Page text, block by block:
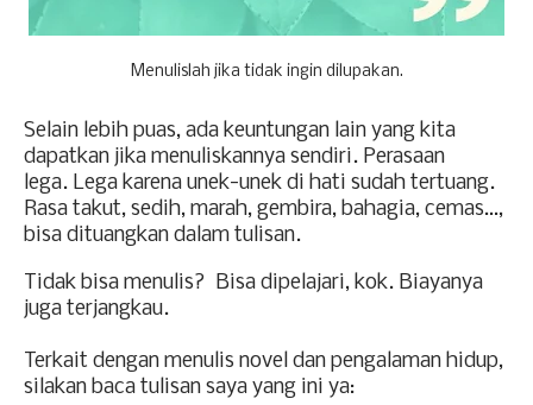
Menulislah jika tidak ingin dilupakan.
Selain lebih puas, ada keuntungan lain yang kita
dapatkan jika menuliskannya sendiri. Perasaan
lega. Lega karena unek-unek di hati sudah tertuang.
Rasa takut, sedih, marah, gembira, bahagia, cemas…,
bisa dituangkan dalam tulisan.
Tidak bisa menulis? Bisa dipelajari, kok. Biayanya
juga terjangkau.
Terkait dengan menulis novel dan pengalaman hidup,
silakan baca tulisan saya yang ini ya: